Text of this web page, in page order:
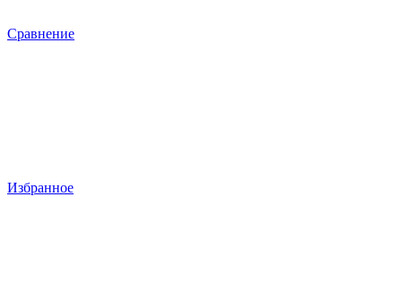
Сравнение
Избранное